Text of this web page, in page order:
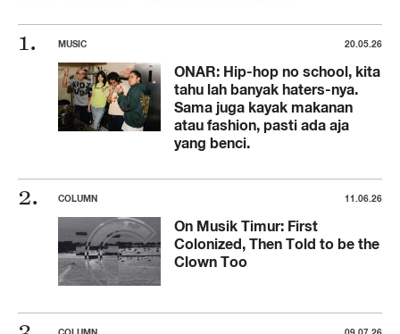
MUSIC 20.05.26
ONAR: Hip-hop no school, kita
tahu lah banyak haters-nya.
Sama juga kayak makanan
atau fashion, pasti ada aja
yang benci.
COLUMN 11.06.26
On Musik Timur: First
Colonized, Then Told to be the
Clown Too